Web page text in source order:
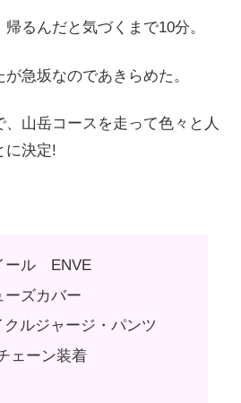
るんだと気づくまで10分。
急坂なのであきらめた。
山岳コースを走って色々と人
に決定!
ール ENVE
ーズカバー
クルジャージ・パンツ
ェーン装着